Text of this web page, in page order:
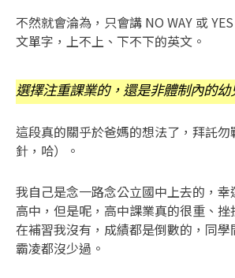
不然就會淪為，只會講 NO WAY 或
文單字，上不上、下不下的英文。
選擇注重課業的，還是非體制內的
這段真的關乎於爸媽的想法了，拜託
針，哈）。
我自己是念一路念公立國中上去的，
高中，但是呢，高中課業真的很重、
在補習我沒有，成績都是倒數的，同
霸凌都沒少過。